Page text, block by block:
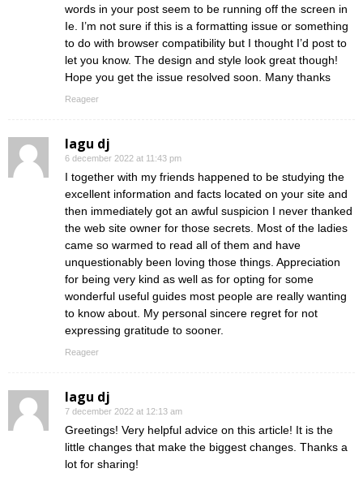
words in your post seem to be running off the screen in
Ie. I’m not sure if this is a formatting issue or something
to do with browser compatibility but I thought I’d post to
let you know. The design and style look great though!
Hope you get the issue resolved soon. Many thanks
Reageer
lagu dj
6 december 2022 at 11:43 pm
I together with my friends happened to be studying the
excellent information and facts located on your site and
then immediately got an awful suspicion I never thanked
the web site owner for those secrets. Most of the ladies
came so warmed to read all of them and have
unquestionably been loving those things. Appreciation
for being very kind as well as for opting for some
wonderful useful guides most people are really wanting
to know about. My personal sincere regret for not
expressing gratitude to sooner.
Reageer
lagu dj
7 december 2022 at 12:13 am
Greetings! Very helpful advice on this article! It is the
little changes that make the biggest changes. Thanks a
lot for sharing!